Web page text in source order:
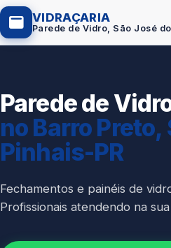
VIDRAÇARIA
Parede de Vidro, São José
Box de Vidro
Portas em Vidro
Guarda-Corpo
Espelho Sob Medida
Fachada de Vidro
Parede de
no Barro Preto,
Pinhais-PR
Fechamentos e painéis de
Profissionais atendendo na